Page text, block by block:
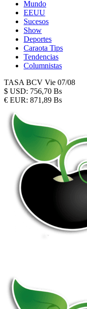
Mundo
EEUU
Sucesos
Show
Deportes
Caraota Tips
Tendencias
Columnistas
TASA BCV Vie 07/08
$ USD: 756,70 Bs
€ EUR: 871,89 Bs